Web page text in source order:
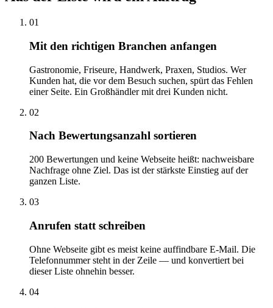
01
Mit den richtigen Branchen anfangen
Gastronomie, Friseure, Handwerk, Praxen, Studios. Wer
Kunden hat, die vor dem Besuch suchen, spürt das Fehlen
einer Seite. Ein Großhändler mit drei Kunden nicht.
02
Nach Bewertungsanzahl sortieren
200 Bewertungen und keine Webseite heißt: nachweisbare
Nachfrage ohne Ziel. Das ist der stärkste Einstieg auf der
ganzen Liste.
03
Anrufen statt schreiben
Ohne Webseite gibt es meist keine auffindbare E-Mail. Die
Telefonnummer steht in der Zeile — und konvertiert bei
dieser Liste ohnehin besser.
04